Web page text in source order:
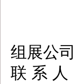
组展公
联 系 人